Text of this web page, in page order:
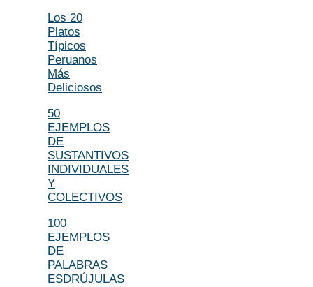
Los 20
Platos
Típicos
Peruanos
Más
Deliciosos
50
EJEMPLOS
DE
SUSTANTIVOS
INDIVIDUALES
Y
COLECTIVOS
100
EJEMPLOS
DE
PALABRAS
ESDRÚJULAS